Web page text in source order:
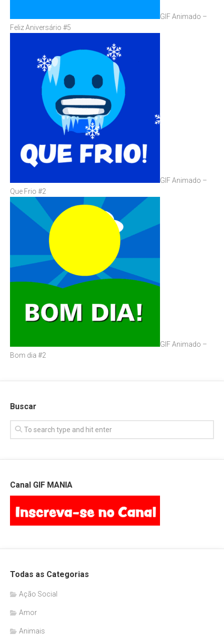
GIF Animado –
Feliz Aniversário #5
GIF Animado –
Que Frio #2
GIF Animado –
Bom dia #2
Buscar
Canal GIF MANIA
Todas as Categorias
Ação Social
Amor
Animais